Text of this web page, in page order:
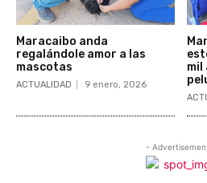
Maracaibo anda
regalándole amor a las
mascotas
ACTUALIDAD 9 enero, 2026
mil
-